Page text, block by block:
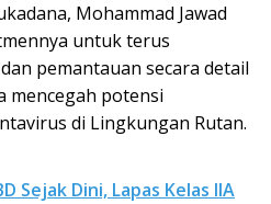
Mohammad Jawad
untuk terus
pemantauan secara detail
mencegah potensi
di Lingkungan Rutan.
Sejak Dini, Lapas Kelas IIA